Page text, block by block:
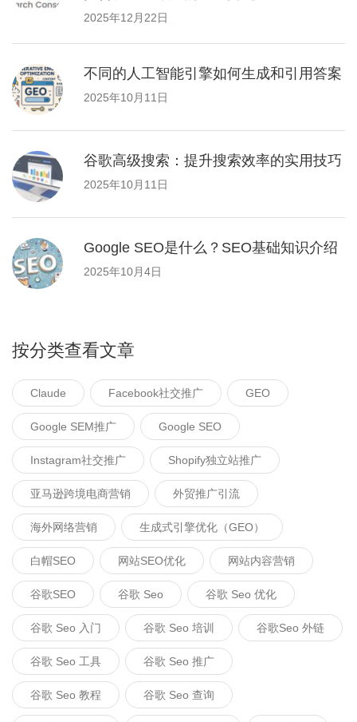
2025年12月22日
不同的人工智能引擎如何生成和引用答案
2025年10月11日
谷歌高级搜索：提升搜索效率的实用技巧
2025年10月11日
Google SEO是什么？SEO基础知识介绍
2025年10月4日
按分类查看文章
Claude Facebook社交推广 GEO
Google SEM推广 Google SEO
Instagram社交推广 Shopify独立站推广
亚马逊跨境电商营销 外贸推广引流
海外网络营销 生成式引擎优化（GEO）
白帽SEO 网站SEO优化 网站内容营销
谷歌SEO 谷歌 Seo 谷歌 Seo 优化
谷歌 Seo 入门 谷歌 Seo 培训 谷歌seo 外链
谷歌 Seo 工具 谷歌 Seo 推广
谷歌 Seo 教程 谷歌 Seo 查询